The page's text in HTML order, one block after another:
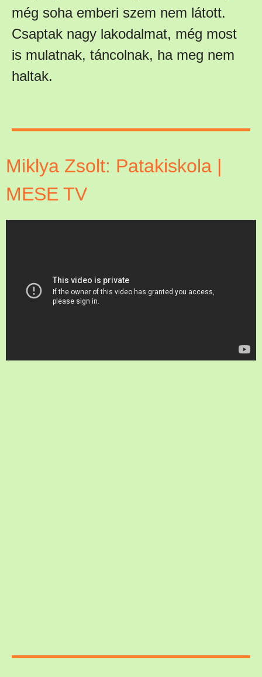
még soha emberi szem nem látott.
Csaptak nagy lakodalmat, még most
is mulatnak, táncolnak, ha meg nem
haltak.
Miklya Zsolt: Patakiskola |
MESE TV